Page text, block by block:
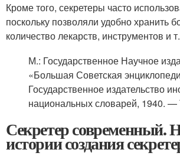
Кроме того, секретеры часто
поскольку позволяли удобно хранить
количество лекарств, инструментов и
М.: Государственное Научное
«Большая Советская
Государственное издательство
национальных словарей, 1940. —
Секретер современный.
истории создания